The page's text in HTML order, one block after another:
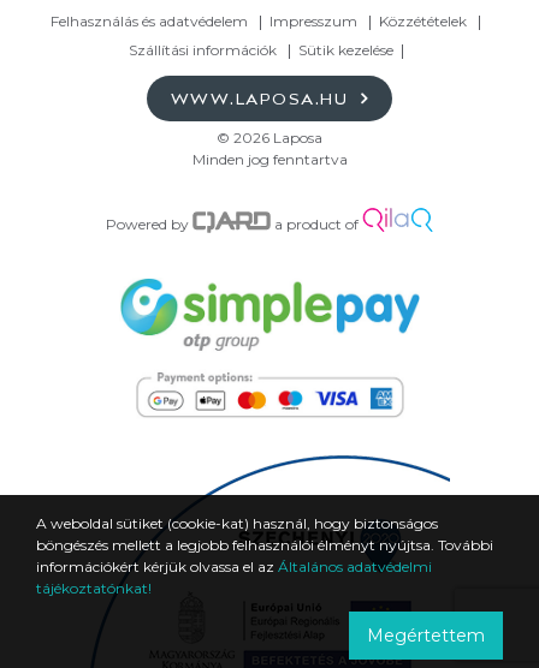
Felhasználás és adatvédelem Impresszum
Közzétételek
Szállítási információk
Sütik kezelése
WWW.LAPOSA.HU
© 2026 Laposa
Minden jog fenntartva
Powered by a product of
A weboldal sütiket (cookie-kat) használ, hogy biztonságos
böngészés mellett a legjobb felhasználói élményt nyújtsa. További
információkért kérjük olvassa el az Általános adatvédelmi
tájékoztatónkat!
Megértettem